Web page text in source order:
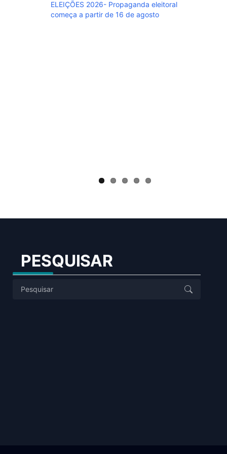
ELEIÇÕES 2026- Propaganda eleitoral
começa a partir de 16 de agosto
PESQUISAR